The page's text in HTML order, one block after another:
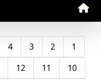
1
2
3
4
10
11
12